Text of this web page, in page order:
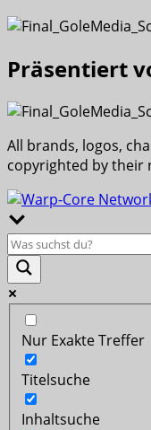
Präsentiert
All brands, logos,
copyrighted by their
Nur Exakte Treffer
Titelsuche
Inhaltsuche